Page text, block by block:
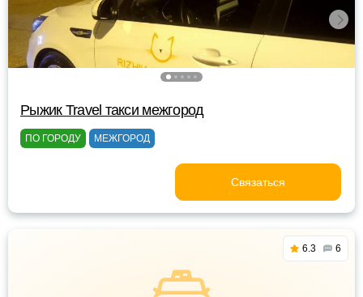
Рыжик Travel такси межгород
ПО ГОРОДУ МЕЖГОРОД
Связаться
6.3 6